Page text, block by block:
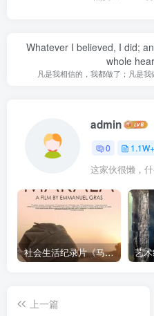
Whatever I believed, I did;
whole
凡是我相信的，我都做了；凡是
admin
0 1.1W+
这家伙很懒，
社会生活纪录片《马加拉 Makala》下载
上一篇